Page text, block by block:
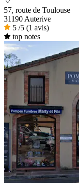
57, route de Toulouse
31190 Auterive
5 /5 (1 avis)
top notes